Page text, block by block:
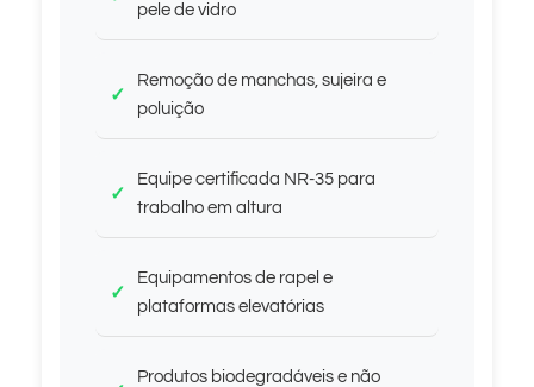
pele de vidro
Remoção de manchas, sujeira e
poluição
Equipe certificada NR-35 para
trabalho em altura
Equipamentos de rapel e
plataformas elevatórias
Produtos biodegradáveis e não